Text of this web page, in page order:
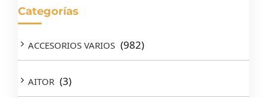
Categorías
ACCESORIOS VARIOS (982)
AITOR (3)